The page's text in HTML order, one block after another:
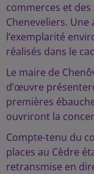
commerces et
Cheneveliers.
l’exemplarité
réalisés dans le
Le maire de
d’œuvre
premières
ouvriront la
Compte-tenu du
places au Cèdre
retransmise en